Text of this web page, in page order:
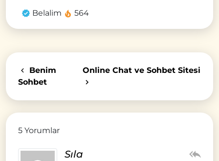
Belalim 564
Benim
Sohbet
Online Chat ve Sohbet Sitesi
5 Yorumlar
Sıla